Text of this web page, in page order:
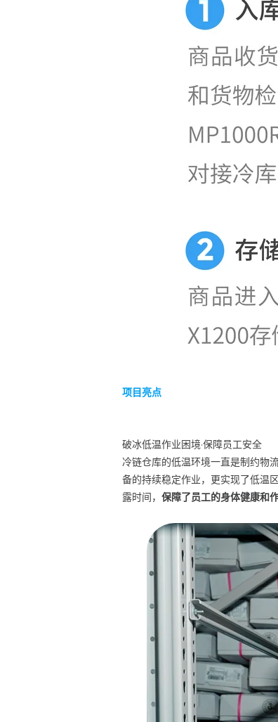
项目亮点
破冰低温作业困境·保障员工安全
冷链仓库的低温环境一直是制约物
备的持续稳定作业，更实现了低温
露时间，保障了员工的身体健康和